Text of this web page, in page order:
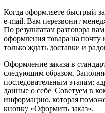
Когда оформляете быстрый
e-mail. Вам перезвонит
По результатам разговора
оформления товара на почту
только ждать доставки и
Оформление заказа в
следующим образом.
последовательным этапам:
данные о себе. Советуем в
информацию, которая
кнопку «Оформить заказ».